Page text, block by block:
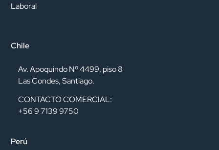
Laboral
Chile
Av. Apoquindo Nº 4499, piso 8
Las Condes, Santiago.
CONTACTO COMERCIAL:
+56 9 7139 9750
Perú